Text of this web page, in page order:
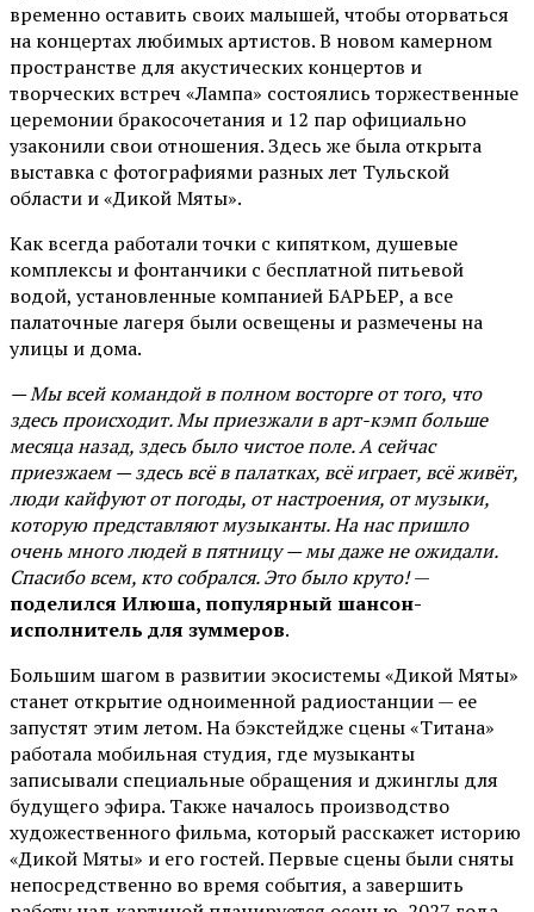
временно оставить своих малышей, чтобы оторваться
на концертах любимых артистов. В новом камерном
пространстве для акустических концертов и
творческих встреч «Лампа» состоялись торжественные
церемонии бракосочетания и 12 пар официально
узаконили свои отношения. Здесь же была открыта
выставка с фотографиями разных лет Тульской
области и «Дикой Мяты».
Как всегда работали точки с кипятком, душевые
комплексы и фонтанчики с бесплатной питьевой
водой, установленные компанией БАРЬЕР, а все
палаточные лагеря были освещены и размечены на
улицы и дома.
— Мы всей командой в полном восторге от того, что
здесь происходит. Мы приезжали в арт-кэмп больше
месяца назад, здесь было чистое поле. А сейчас
приезжаем — здесь всё в палатках, всё играет, всё живёт,
люди кайфуют от погоды, от настроения, от музыки,
которую представляют музыканты. На нас пришло
очень много людей в пятницу — мы даже не ожидали.
Спасибо всем, кто собрался. Это было круто!—
поделился Илюша, популярный шансон-
исполнитель для зуммеров.
Большим шагом в развитии экосистемы «Дикой Мяты»
станет открытие одноименной радиостанции — ее
запустят этим летом. На бэкстейдже сцены «Титана»
работала мобильная студия, где музыканты
записывали специальные обращения и джинглы для
будущего эфира. Также началось производство
художественного фильма, который расскажет историю
«Дикой Мяты» и его гостей. Первые сцены были сняты
непосредственно во время события, а завершить